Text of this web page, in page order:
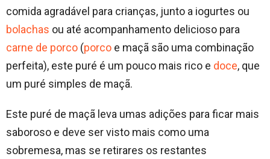
comida agradável para crianças, junto a iogurtes ou
bolachas ou até acompanhamento delicioso para
carne de porco (porco e maçã são uma combinação
perfeita), este puré é um pouco mais rico e doce, que
um puré simples de maçã.
Este puré de maçã leva umas adições para ficar mais
saboroso e deve ser visto mais como uma
sobremesa, mas se retirares os restantes